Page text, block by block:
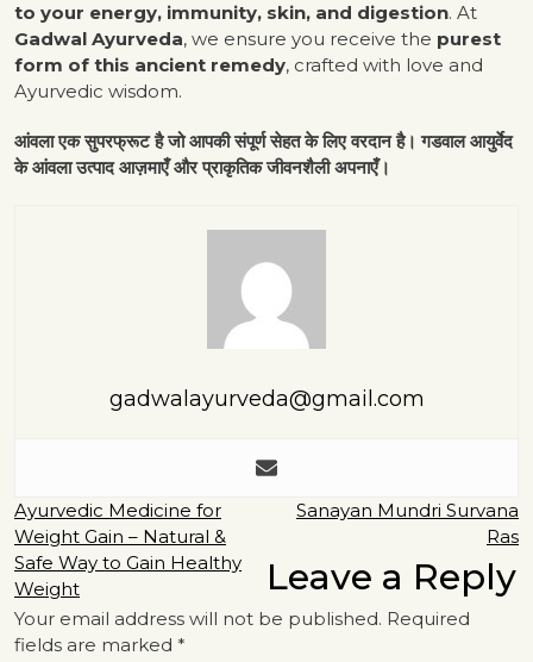
to your energy, immunity, skin, and digestion. At
Gadwal Ayurveda, we ensure you receive the purest
form of this ancient remedy, crafted with love and
Ayurvedic wisdom.
आंवला एक सुपरफ्रूट है जो आपकी संपूर्ण सेहत के लिए वरदान है। गडवाल आयुर्वेद
के आंवला उत्पाद आज़माएँ और प्राकृतिक जीवनशैली अपनाएँ।
gadwalayurveda@gmail.com
Post
navigation
Ayurvedic Medicine for
Weight Gain – Natural &
Safe Way to Gain Healthy
Weight
Sanayan Mundri Survana
Ras
Leave a Reply
Your email address will not be published. Required
fields are marked *